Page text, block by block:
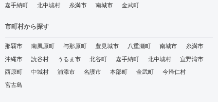
嘉手納町
北中城村 糸満市 南城市 金武町
市町村から探す
那覇市 南風原町 与那原町 豊見城市 八重瀬町 南城市
糸満市
沖縄市
読谷村 うるま市 北谷町 嘉手納町 北中城村
宜野湾市
西原町
中城村 浦添市 名護市 本部町 金武町
今帰仁村
宮古島